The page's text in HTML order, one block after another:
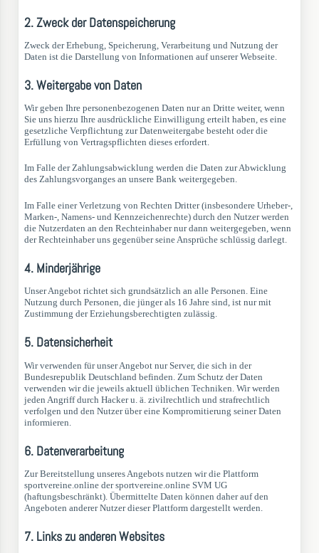
2. Zweck der Datenspeicherung
Zweck der Erhebung, Speicherung, Verarbeitung und Nutzung der
Daten ist die Darstellung von Informationen auf unserer Webseite.
3. Weitergabe von Daten
Wir geben Ihre personenbezogenen Daten nur an Dritte weiter, wenn
Sie uns hierzu Ihre ausdrückliche Einwilligung erteilt haben, es eine
gesetzliche Verpflichtung zur Datenweitergabe besteht oder die
Erfüllung von Vertragspflichten dieses erfordert.
Im Falle der Zahlungsabwicklung werden die Daten zur Abwicklung
des Zahlungsvorganges an unsere Bank weitergegeben.
Im Falle einer Verletzung von Rechten Dritter (insbesondere Urheber-,
Marken-, Namens- und Kennzeichenrechte) durch den Nutzer werden
die Nutzerdaten an den Rechteinhaber nur dann weitergegeben, wenn
der Rechteinhaber uns gegenüber seine Ansprüche schlüssig darlegt.
4. Minderjährige
Unser Angebot richtet sich grundsätzlich an alle Personen. Eine
Nutzung durch Personen, die jünger als 16 Jahre sind, ist nur mit
Zustimmung der Erziehungsberechtigten zulässig.
5. Datensicherheit
Wir verwenden für unser Angebot nur Server, die sich in der
Bundesrepublik Deutschland befinden. Zum Schutz der Daten
verwenden wir die jeweils aktuell üblichen Techniken. Wir werden
jeden Angriff durch Hacker u. ä. zivilrechtlich und strafrechtlich
verfolgen und den Nutzer über eine Kompromitierung seiner Daten
informieren.
6. Datenverarbeitung
Zur Bereitstellung unseres Angebots nutzen wir die Plattform
sportvereine.online der sportvereine.online SVM UG
(haftungsbeschränkt). Übermittelte Daten können daher auf den
Angeboten anderer Nutzer dieser Plattform dargestellt werden.
7. Links zu anderen Websites